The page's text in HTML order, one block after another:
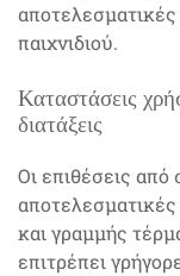
παιχνιδιού.
Καταστάσεις
διατάξεις
Οι επιθέσεις από
και γραμμής
επιτρέπει